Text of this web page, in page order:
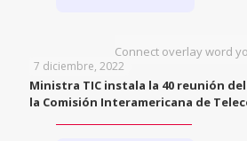
Connect overlay word
7 diciembre, 2022
Ministra TIC instala la 40 reunión
la Comisión Interamericana de